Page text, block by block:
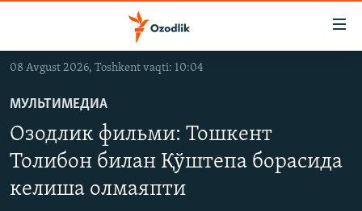
Асосий
ўтинг
Қидиришга
OZODVIDEO
OZODARXIV
На русском
08 Avgust 2026, Toshkent vaqti: 10:04
МУЛЬТИМЕДИА
Озодлик фильми: Тошкент
Толибон билан Қўштепа борасида
келиша олмаяпти